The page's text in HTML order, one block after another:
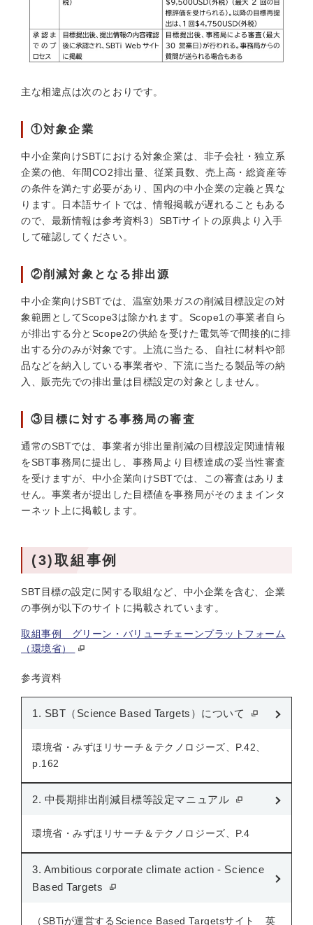
主な相違点は次のとおりです。
①対象企業
中小企業向けSBTにおける対象企業は、非子会社・独立系
企業の他、年間CO2排出量、従業員数、売上高・総資産等
の条件を満たす必要があり、国内の中小企業の定義と異な
ります。日本語サイトでは、情報掲載が遅れることもある
ので、最新情報は参考資料3）SBTiサイトの原典より入手
して確認してください。
②削減対象となる排出源
中小企業向けSBTでは、温室効果ガスの削減目標設定の対
象範囲としてScope3は除かれます。Scope1の事業者自ら
が排出する分とScope2の供給を受けた電気等で間接的に排
出する分のみが対象です。上流に当たる、自社に材料や部
品などを納入している事業者や、下流に当たる製品等の納
入、販売先での排出量は目標設定の対象としません。
③目標に対する事務局の審査
通常のSBTでは、事業者が排出量削減の目標設定関連情報
をSBT事務局に提出し、事務局より目標達成の妥当性審査
を受けますが、中小企業向けSBTでは、この審査はありま
せん。事業者が提出した目標値を事務局がそのままインタ
ーネット上に掲載します。
(3)取組事例
SBT目標の設定に関する取組など、中小企業を含む、企業
の事例が以下のサイトに掲載されています。
取組事例 グリーン・バリューチェーンプラットフォーム
（環境省）
参考資料
1. SBT（Science Based Targets）について
環境省・みずほリサーチ＆テクノロジーズ、P.42、
p.162
2. 中⻑期排出削減⽬標等設定マニュアル
環境省・みずほリサーチ＆テクノロジーズ、P.4
3. Ambitious corporate climate action - Science
Based Targets
（SBTiが運営するScience Based Targetsサイト 英